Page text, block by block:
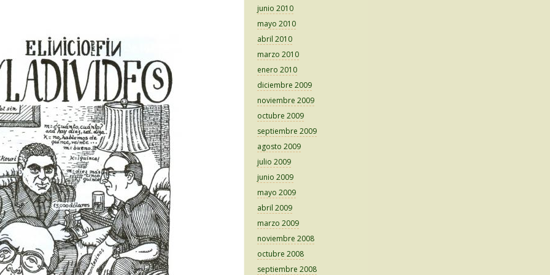
junio 2010
mayo 2010
abril 2010
marzo 2010
enero 2010
diciembre 2009
noviembre 2009
octubre 2009
septiembre 2009
agosto 2009
julio 2009
junio 2009
mayo 2009
abril 2009
marzo 2009
noviembre 2008
octubre 2008
septiembre 2008